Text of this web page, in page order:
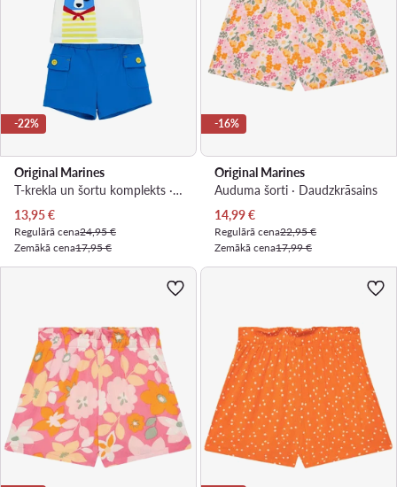
-22%
Original Marines
T-krekla un šortu komplekts · Balts
Pašreizējā cena
13,95€
Regulārā cena24,95 €
Zemākā cena17,95 €
-16%
Original Marines
Auduma šorti · Daudzkrāsains
Pašreizējā cena
14,99€
Regulārā cena22,95 €
Zemākā cena17,99 €